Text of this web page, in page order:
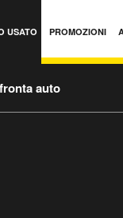
USATO PROMOZIONI
auto